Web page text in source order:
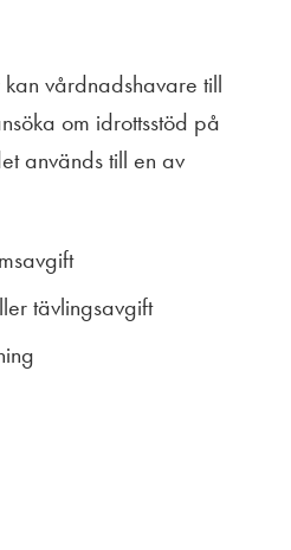
vårdnadshavare till
om idrottsstöd på
används till en av
tävlingsavgift